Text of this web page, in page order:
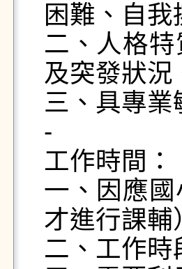
困難、自
二、人格
及突發狀況
三、具專
-
工作時間：
一、因應
才進行課輔
二、工作